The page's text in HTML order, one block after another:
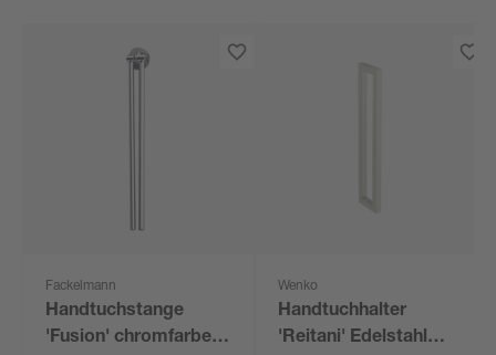
Fackelmann
Handtuchstange
'Fusion' chromfarben
Wenko
Handtuchhalter
'Reitani' Edelstahl